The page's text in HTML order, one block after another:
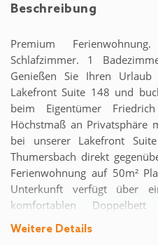
Beschreibung
Premium
Schlafzimmer. 1
Genießen Sie Ihren
Lakefront Suite 148 und
beim Eigentümer
Höchstmaß an Privatsphäre
bei unserer Lakefront
Thumersbach direkt
Ferienwohnung auf 50m²
Unterkunft verfügt über
komfortablen
Doppelausziehsofa im
Dusche, Badewanne und mit
Weitere Details